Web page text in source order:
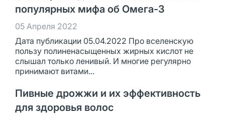
популярных мифа об Омега-3
05 Апреля 2022
Дата публикации 05.04.2022 Про вселенскую
пользу полиненасыщенных жирных кислот не
слышал только ленивый. И многие регулярно
принимают витами...
Пивные дрожжи и их эффективность
для здоровья волос